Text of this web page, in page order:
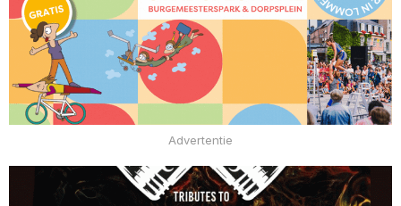
Advertentie